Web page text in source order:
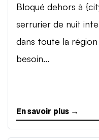
Bloqué dehors à
serrurier de nuit
dans toute la
besoin...
En savoir plus →